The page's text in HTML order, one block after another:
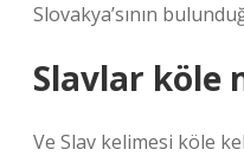
Slovakya’sının
Slavlar köle
Ve Slav kelimesi köle